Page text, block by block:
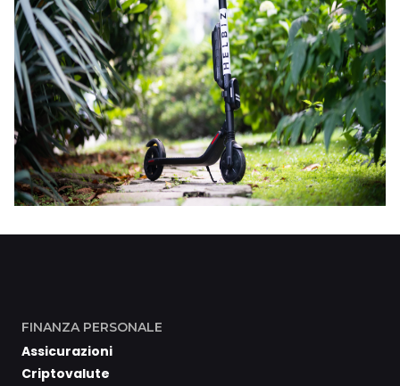
FINANZA PERSONALE
Assicurazioni
Criptovalute